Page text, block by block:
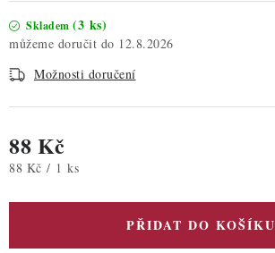
Skladem (3 ks)
12.8.2026
Možnosti doručení
88 Kč
Měrná cena:
88 Kč / 1 ks
PŘIDAT DO KOŠÍKU